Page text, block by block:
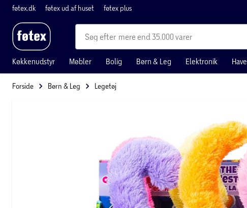
føtex.dk føtex ud af huset føtex plus
mere end 35.000 varer
Køkkenudstyr Møbler Bolig Børn & Leg Elektronik Have
Forside Børn & Leg Legetøj